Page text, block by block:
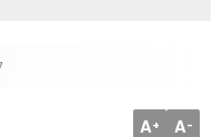
A+ A-